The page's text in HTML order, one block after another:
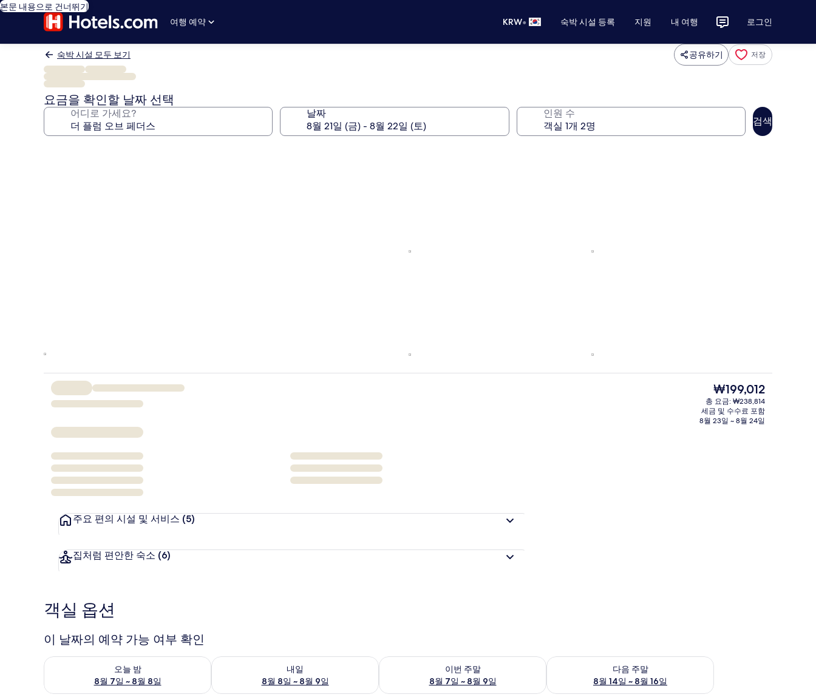
본문 내용으로 건너뛰기
여행 예약
KRW• 숙박 시설 등록 지원 내 여행 로그인
숙박 시설 모두 보기 공유하기 저장
요금을 확인할 날짜 선택
어디로 가세요? 날짜 인원 수
검색
주요 편의 시설 및 서비스 (5)
집처럼 편안한 숙소 (6)
현
재
가
격
₩199,012
총 요금: ₩238,814
세금 및 수수료 포함
8월 23일 ~ 8월 24일
객실 옵션
이 날짜의 예약 가능 여부 확인
오늘 밤
8월 7일 ~ 8월 8일
오늘 밤 예약 가능 여부 확인, 8월 7일 ~ 8월 8일
내일
8월 8일 ~ 8월 9일
내일 예약 가능 여부 확인, 8월 8일 ~ 8월 9일
이번 주말
8월 7일 ~ 8월 9일
이번 주말 예약 가능 여부 확인, 8월 7일 ~ 8월 9일
다음 주말
8월 14일 ~ 8월 16일
다음 주말 예약 가능 여부 확인, 8월 14일 ~ 8월 16일